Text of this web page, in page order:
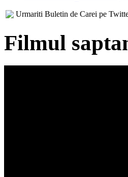
Urmariti Buletin de Carei pe
Filmul